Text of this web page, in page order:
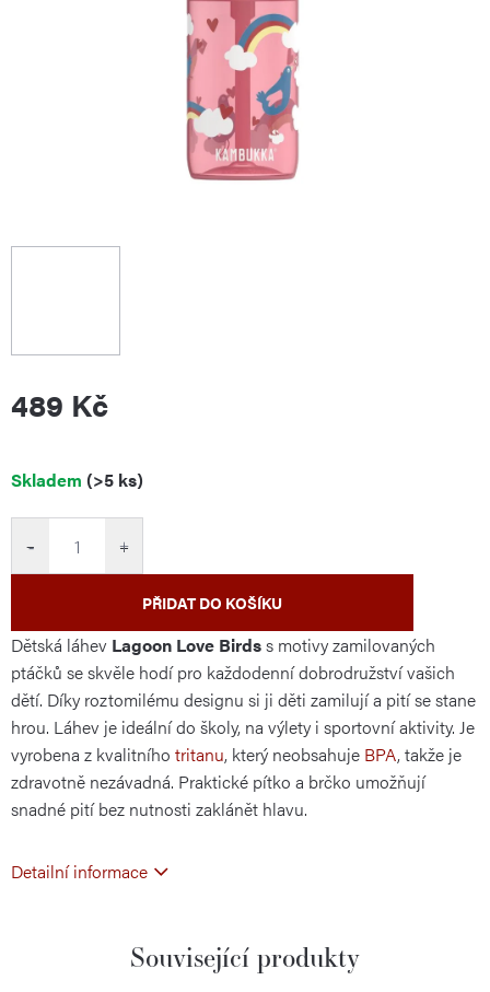
489 Kč
Měrná
Skladem (>5 ks)
+
−
PŘIDAT DO KOŠÍKU
Dětská láhev Lagoon Love Birdss motivy zamilovaných
ptáčků se skvěle hodí pro každodenní dobrodružství vašich
dětí. Díky roztomilému designu si ji děti zamilují a pití se stane
hrou. Láhev je ideální do školy, na výlety i sportovní aktivity. Je
vyrobena z kvalitního tritanu, který neobsahuje BPA, takže je
zdravotně nezávadná. Praktické pítko a brčko umožňují
snadné pití bez nutnosti zaklánět hlavu.
Detailní informace
Související produkty